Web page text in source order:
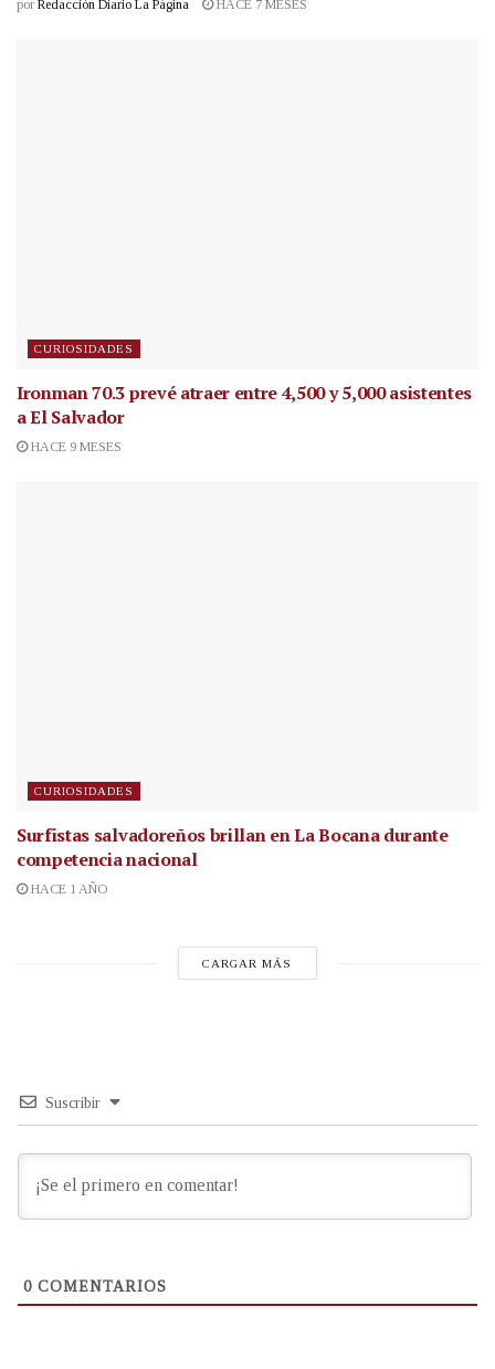
por Redacción Diario La Página HACE 7 MESES
CURIOSIDADES
Ironman 70.3 prevé atraer entre 4,500 y 5,000 asistentes
a El Salvador
HACE 9 MESES
CURIOSIDADES
Surfistas salvadoreños brillan en La Bocana durante
competencia nacional
HACE 1 AÑO
CARGAR MÁS
Suscribir
0 COMENTARIOS